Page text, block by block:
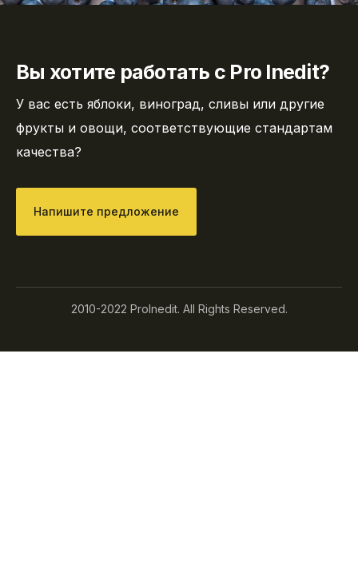
Вы хотите работать с Pro Inedit?
У вас есть яблоки, виноград, сливы или другие
фрукты и овощи, соответствующие стандартам
качества?
Напишите предложение
2010-2022 ProInedit. All Rights Reserved.